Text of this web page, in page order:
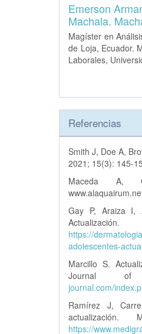
Emerson
Machala.
Magíster en
de Loja, Ecuador.
Laborales,
Referencias
Smith J, Doe A,
2021; 15(3): 145-
Maceda A,
Gay P, Araiza I,
https://
adolescentes-
Marcillo S.
Journal
journal.com/
Ramírez J,
https://